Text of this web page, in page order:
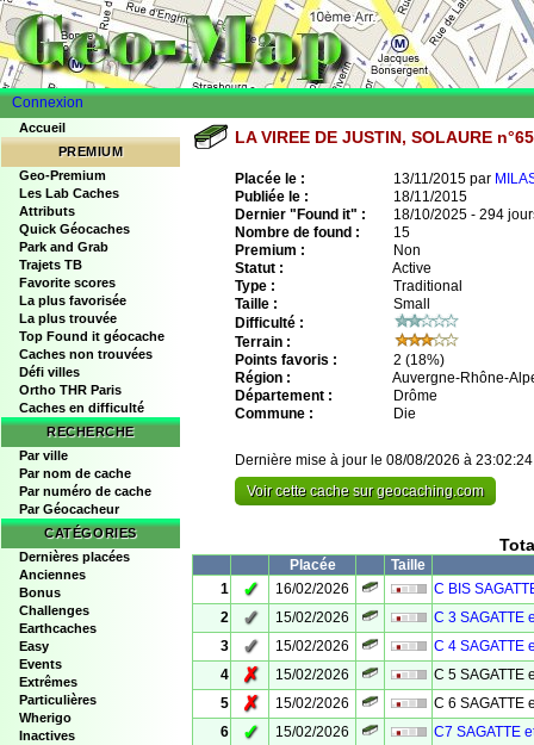
Connexion
Accueil
PREMIUM
Geo-Premium
Les Lab Caches
Attributs
Quick Géocaches
Park and Grab
Trajets TB
Favorite scores
La plus favorisée
La plus trouvée
Top Found it géocache
Caches non trouvées
Défi villes
Ortho THR Paris
Caches en difficulté
RECHERCHE
Par ville
Par nom de cache
Par numéro de cache
Par Géocacheur
CATÉGORIES
Dernières placées
Anciennes
Bonus
Challenges
Earthcaches
Easy
Events
Extrêmes
Particulières
Wherigo
Inactives
LA VIREE DE JUSTIN, SOLAURE
Placée le : 13/11/2015 par
Publiée le :
18/11/2015
Dernier "Found it" :
18/10/2025 - 294
Nombre de found :
15
Premium :
Non
Statut :
Active
Type :
Traditional
Taille :
Small
Difficulté :
Terrain :
Points favoris :
2 (18%)
Région :
Auvergne-Rhône-
Département :
Drôme
Commune :
Die
Dernière mise à jour le 08/08/2026 à 23:02:24
Voir cette cache sur geocaching.com
Placée
Taille
1
✓ 16/02/2026
C BIS
2
✓ 15/02/2026
C 3 SAGATTE
3
✓ 15/02/2026
C 4 SAGATTE
4
✗ 15/02/2026
C 5 SAGATTE
5
✗ 15/02/2026
C 6 SAGATTE
6
✓ 15/02/2026
C7 SAGATTE